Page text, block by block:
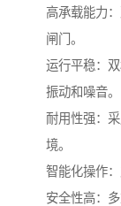
高承载能力
闸门。
运行平稳：
振动和噪音。
耐用性强：
境。
智能化操作
安全性高：